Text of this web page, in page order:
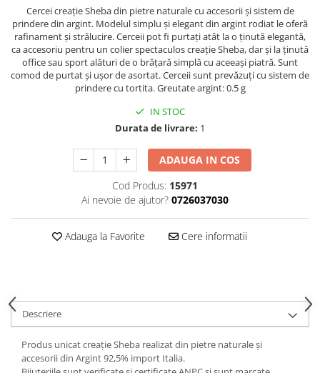
Cercei creație Sheba din pietre naturale cu accesorii și sistem de
prindere din argint. Modelul simplu și elegant din argint rodiat le oferă
rafinament și strălucire. Cerceii pot fi purtați atât la o ținută elegantă,
ca accesoriu pentru un colier spectaculos creație Sheba, dar și la ținută
office sau sport alături de o brățară simplă cu aceeași piatră. Sunt
comod de purtat și ușor de asortat. Cerceii sunt prevăzuți cu sistem de
prindere cu tortita. Greutate argint: 0.5 g
IN STOC
Durata de livrare: 1
ADAUGA IN COS
Cod Produs: 15971
Ai nevoie de ajutor? 0726037030
Adauga la Favorite Cere informatii
Descriere
Produs unicat creație Sheba realizat din pietre naturale și
accesorii din Argint 92,5% import Italia.